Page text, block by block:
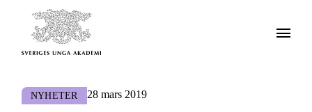
NYHETER 28 mars 2019